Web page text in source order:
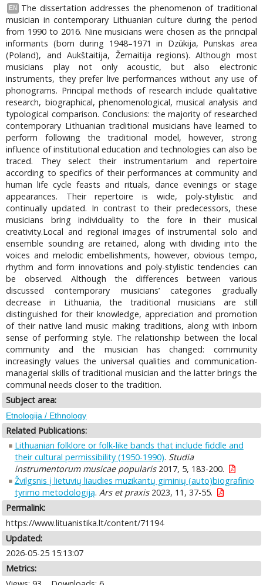
EN
The dissertation addresses the phenomenon of traditional
musician in contemporary Lithuanian culture during the period
from 1990 to 2016. Nine musicians were chosen as the principal
informants (born during 1948–1971 in Dzūkija, Punskas area
(Poland), and Aukštaitija, Žemaitija regions). Although most
musicians play not only acoustic, but also electronic
instruments, they prefer live performances without any use of
phonograms. Principal methods of research include qualitative
research, biographical, phenomenological, musical analysis and
typological comparison. Conclusions: the majority of researched
contemporary Lithuanian traditional musicians have learned to
perform following the traditional model, however, strong
influence of institutional education and technologies can also be
traced. They select their instrumentarium and repertoire
according to specifics of their performances at community and
human life cycle feasts and rituals, dance evenings or stage
appearances. Their repertoire is wide, poly-stylistic and
continually updated. In contrast to their predecessors, these
musicians bring individuality to the fore in their musical
creativity.Local and regional images of instrumental solo and
ensemble sounding are retained, along with dividing into the
voices and melodic embellishments, however, obvious tempo,
rhythm and form innovations and poly-stylistic tendencies can
be observed. Although the differences between various
discussed contemporary musicians’ categories gradually
decrease in Lithuania, the traditional musicians are still
distinguished for their knowledge, appreciation and promotion
of their native land music making traditions, along with inborn
sense of performing style. The relationship between the local
community and the musician has changed: community
increasingly values the universal qualities and communication-
managerial skills of traditional musician and the latter brings the
communal needs closer to the tradition.
Subject area:
Etnologija / Ethnology
Related Publications:
Lithuanian folklore or folk-like bands that include fiddle and
their cultural permissibility (1950-1990). Studia
instrumentorum musicae popularis2017, 5, 183-200.
Žvilgsnis į lietuvių liaudies muzikantų giminių (auto)biografinio
tyrimo metodologiją. Ars et praxis2023, 11, 37-55.
Permalink:
https://www.lituanistika.lt/content/71194
Updated:
2026-05-25 15:13:07
Metrics: